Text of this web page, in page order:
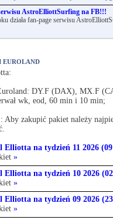
AstroElliottSurfing na FB!!!
działa fan-page serwisu
EUROLAND
DY.F (DAX), MX.F
wk, eod, 60 min i 10 min;
Aby zakupić pakiet należy
Elliotta na tydzień 11 2026
»
Elliotta na tydzień 10 2026
»
Elliotta na tydzień 09 2026
»